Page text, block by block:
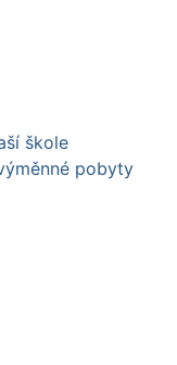
škole
pobyty